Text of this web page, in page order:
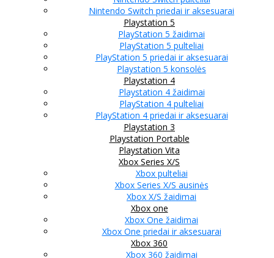
Nintendo Switch priedai ir aksesuarai
Playstation 5
PlayStation 5 žaidimai
PlayStation 5 pulteliai
PlayStation 5 priedai ir aksesuarai
Playstation 5 konsolės
Playstation 4
Playstation 4 žaidimai
PlayStation 4 pulteliai
PlayStation 4 priedai ir aksesuarai
Playstation 3
Playstation Portable
Playstation Vita
Xbox Series X/S
Xbox pulteliai
Xbox Series X/S ausinės
Xbox X/S žaidimai
Xbox one
Xbox One žaidimai
Xbox One priedai ir aksesuarai
Xbox 360
Xbox 360 žaidimai